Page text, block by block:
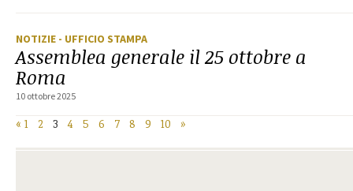
NOTIZIE - UFFICIO STAMPA
Assemblea generale il 25 ottobre a
Roma
10 ottobre 2025
« 1 2 3 4 5 6 7 8 9 10 »